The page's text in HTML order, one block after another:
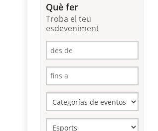
Què fer
Troba el teu
esdeveniment